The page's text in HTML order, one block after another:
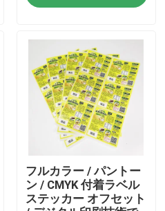
フルカラー / パントー
ン / CMYK 付着ラベル
ステッカー オフセット